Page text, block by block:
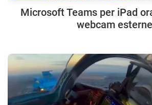
Microsoft Teams per iPad
webcam esterne